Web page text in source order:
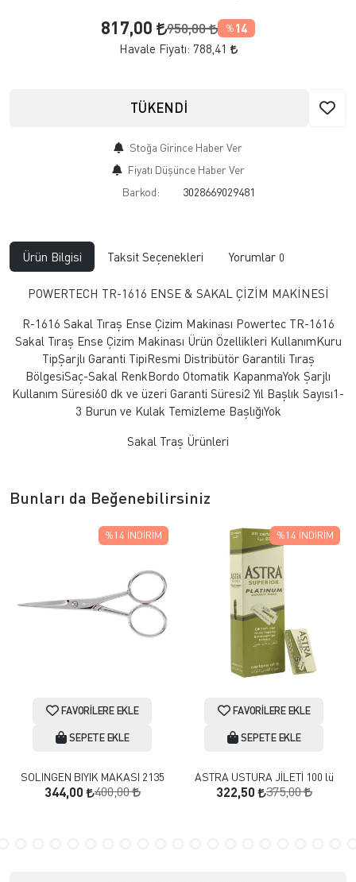
817,00 950,00 % 14
Havale Fiyatı: 788,41
TÜKENDİ
Stoğa Girince Haber Ver
Fiyatı Düşünce Haber Ver
Barkod:
3028669029481
Ürün Bilgisi Taksit Seçenekleri Yorumlar 0
POWERTECH TR-1616 ENSE & SAKAL ÇİZİM MAKİNESİ
R-1616 Sakal Tıraş Ense Çizim Makinası Powertec TR-1616
Sakal Tıraş Ense Çizim Makinası Ürün Özellikleri KullanımKuru
TipŞarjlı Garanti TipiResmi Distribütör Garantili Tıraş
BölgesiSaç-Sakal RenkBordo Otomatik KapanmaYok Şarjlı
Kullanım Süresi60 dk ve üzeri Garanti Süresi2 Yıl Başlık Sayısı1-
3 Burun ve Kulak Temizleme BaşlığıYok
Sakal Traş Ürünleri
Bunları da Beğenebilirsiniz
FAVORILERE EKLE
SEPETE EKLE
SOLINGEN BIYIK MAKASI 2135
344,00 400,00
%14 İNDIRIM
FAVORILERE EKLE
SEPETE EKLE
ASTRA USTURA JİLETİ 100 lü
322,50 375,00
%14 İNDIRIM